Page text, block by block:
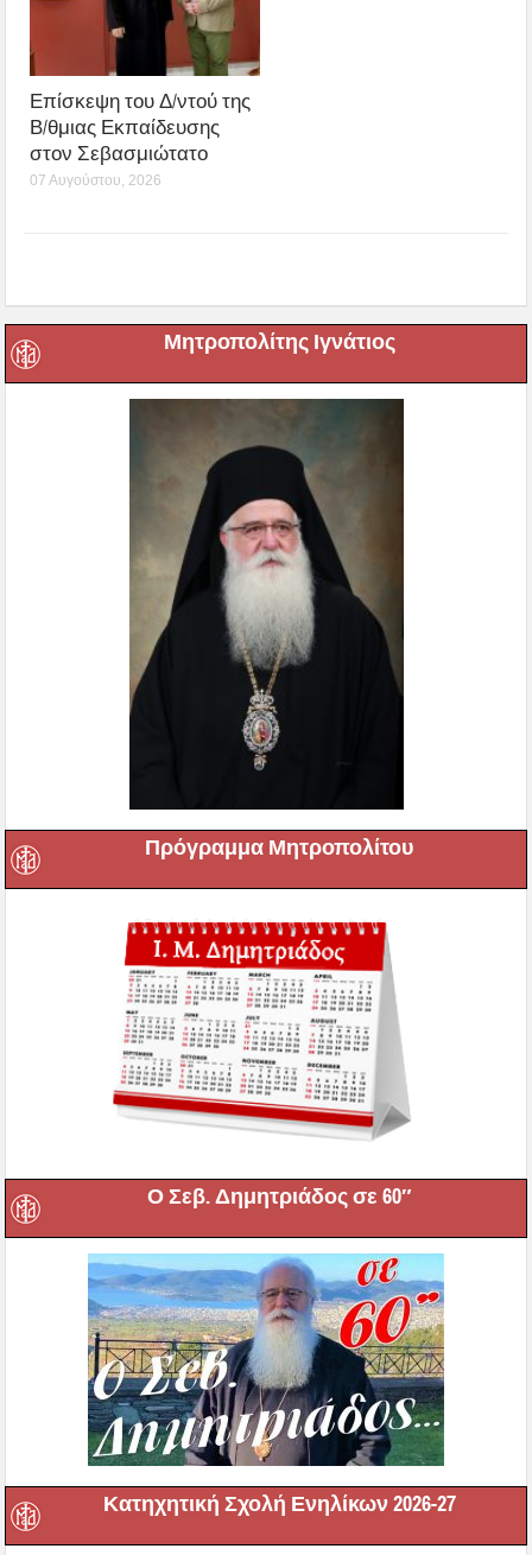
Επίσκεψη του Δ/ντού της
Β/θμιας Εκπαίδευσης
στον Σεβασμιώτατο
07 Αυγούστου, 2026
Μητροπολίτης Ιγνάτιος
Πρόγραμμα Μητροπολίτου
Ο Σεβ. Δημητριάδος σε 60″
Κατηχητική Σχολή Ενηλίκων 2026-27